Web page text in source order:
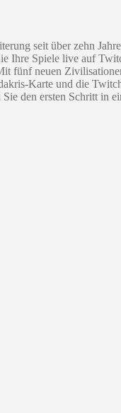
seit über zehn
Ihre Spiele live auf
fünf neuen
Karte und die
den ersten Schritt in